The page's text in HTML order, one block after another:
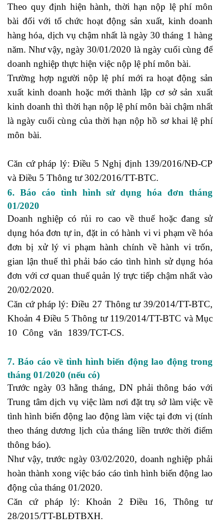
Theo quy định hiện hành, thời hạn nộp lệ phí môn
bài đối với tổ chức hoạt động sản xuất, kinh doanh
hàng hóa, dịch vụ chậm nhất là ngày 30 tháng 1 hàng
năm. Như vậy, ngày 30/01/2020 là ngày cuối cùng để
doanh nghiệp thực hiện việc nộp lệ phí môn bài.
Trường hợp người nộp lệ phí mới ra hoạt động sản
xuất kinh doanh hoặc mới thành lập cơ sở sản xuất
kinh doanh thì thời hạn nộp lệ phí môn bài chậm nhất
là ngày cuối cùng của thời hạn nộp hồ sơ khai lệ phí
môn bài.
Căn cứ pháp lý: Điều 5 Nghị định 139/2016/NĐ-CP
và Điều 5 Thông tư 302/2016/TT-BTC.
6. Báo cáo tình hình sử dụng hóa đơn tháng
01/2020
Doanh nghiệp có rủi ro cao về thuế hoặc đang sử
dụng hóa đơn tự in, đặt in có hành vi vi phạm về hóa
đơn bị xử lý vi phạm hành chính về hành vi trốn,
gian lận thuế thì phải báo cáo tình hình sử dụng hóa
đơn với cơ quan thuế quản lý trực tiếp chậm nhất vào
20/02/2020.
Căn cứ pháp lý: Điều 27 Thông tư 39/2014/TT-BTC,
Khoản 4 Điều 5 Thông tư 119/2014/TT-BTC và Mục
10 Công văn 1839/TCT-CS.
7. Báo cáo về tình hình biến động lao động trong
tháng 01/2020 (nếu có)
Trước ngày 03 hằng tháng, DN phải thông báo với
Trung tâm dịch vụ việc làm nơi đặt trụ sở làm việc về
tình hình biến động lao động làm việc tại đơn vị (tính
theo tháng dương lịch của tháng liền trước thời điểm
thông báo).
Như vậy, trước ngày 03/02/2020, doanh nghiệp phải
hoàn thành xong việc báo cáo tình hình biến động lao
động của tháng 01/2020.
Căn cứ pháp lý: Khoản 2 Điều 16, Thông tư
28/2015/TT-BLĐTBXH.